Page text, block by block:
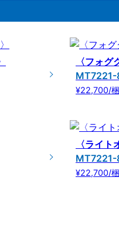
〈フォグ
MT7221-
¥22,700/梱
〈ライト
¥22,700/梱